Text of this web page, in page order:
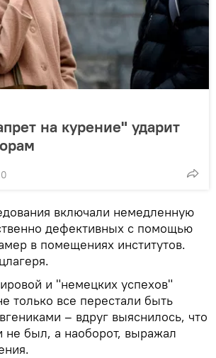
на курение" ударит
включали немедленную
дефективных с помощью
в помещениях институтов.
и "немецких успехов"
только все перестали быть
– вдруг выяснилось, что
не был, а наоборот, выражал